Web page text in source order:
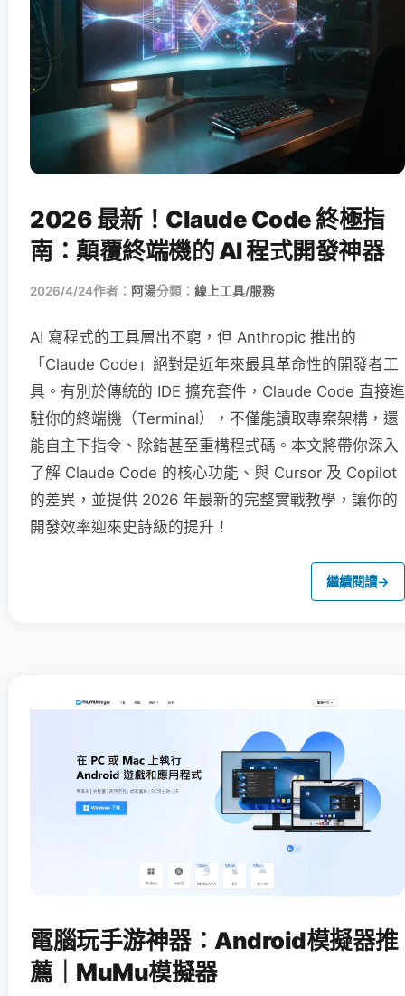
2026 最新！Claude Code 終極指
南：顛覆終端機的 AI 程式開發神器
2026/4/24作者： 阿湯分類： 線上工具/服務
AI 寫程式的工具層出不窮，但 Anthropic 推出的
「Claude Code」絕對是近年來最具革命性的開發者工
具。有別於傳統的 IDE 擴充套件，Claude Code 直接進
駐你的終端機（Terminal），不僅能讀取專案架構，還
能自主下指令、除錯甚至重構程式碼。本文將帶你深入
了解 Claude Code 的核心功能、與 Cursor 及 Copilot
的差異，並提供 2026 年最新的完整實戰教學，讓你的
開發效率迎來史詩級的提升！
繼續閱讀→
電腦玩手游神器：Android模擬器推
薦｜MuMu模擬器